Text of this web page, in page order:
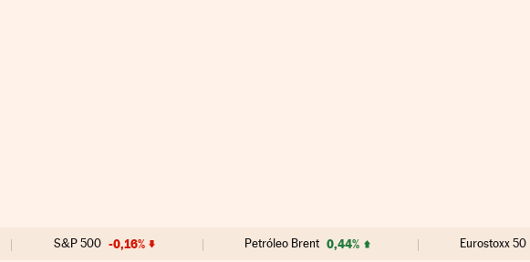
S&P 500 -0,16% Petróleo Brent 0,44% Eurostoxx 50